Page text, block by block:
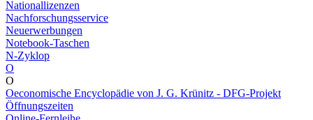
Nationallizenzen
Nachforschungsservice
Neuerwerbungen
Notebook-Taschen
N-Zyklop
O
O
Oeconomische Encyclopädie von J. G. Krünitz - DFG-Projekt
Öffnungszeiten